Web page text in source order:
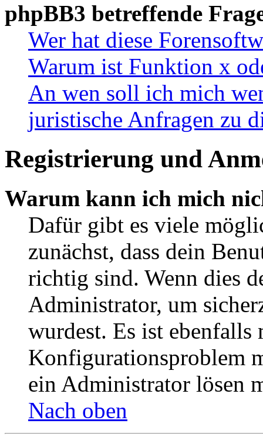
phpBB3 betreffende
Wer hat diese
Warum ist Funktion x
An wen soll ich mich
juristische Anfragen zu
Registrierung und
Warum kann ich mich
Dafür gibt es viele
zunächst, dass dein
richtig sind. Wenn dies
Administrator, um
wurdest. Es ist ebenfalls
Konfigurationsproblem
ein Administrator lösen
Nach oben